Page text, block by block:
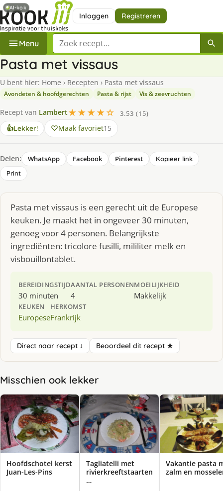
Inloggen Registreren
Menu Zoek een recept
Pasta met vissaus
U bent hier: Home › Recepten › Pasta met vissaus
Avondeten & hoofdgerechten Pasta & rijst Vis & zeevruchten
Recept van Lambert★★★★☆
3.53 (15)
👍Lekker! Maak favoriet15
Delen: WhatsApp Facebook Pinterest
Kopieer link
Print
Pasta met vissaus is een gerecht uit de Europese
keuken. Je maakt het in ongeveer 30 minuten,
genoeg voor 4 personen. Belangrijkste
ingrediënten: tricolore fusilli, mililiter melk en
visbouillontablet.
BEREIDINGSTIJD
30 minuten
AANTAL PERSONEN
4
MOEILIJKHEID
Makkelijk
KEUKEN
Europese
HERKOMST
Frankrijk
Direct naar recept ↓ Beoordeel dit recept ★
Misschien ook lekker
Hoofdschotel kerst
Juan-Les-Pins
Tagliatelli met
rivierkreeftstaarten
…
Vakantie pasta
zalm en
AI-kok